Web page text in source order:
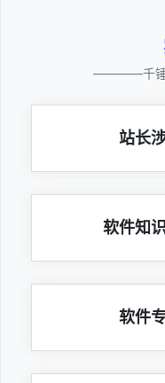
————千锤
站长
软件知
软件